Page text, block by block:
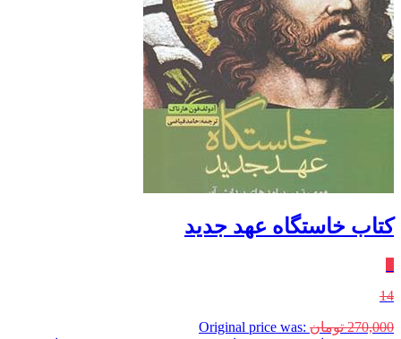
کتاب خاستگاه عهد جدید
14
270,000 تومان Original price was: